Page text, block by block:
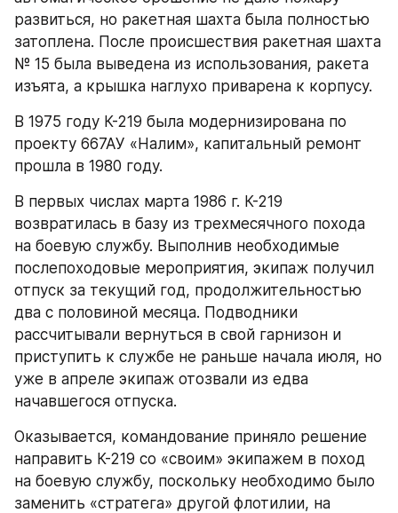
развиться, но ракетная шахта была полностью
затоплена. После происшествия ракетная шахта
№ 15 была выведена из использования, ракета
изъята, а крышка наглухо приварена к корпусу.
В 1975 году К-219 была модернизирована по
проекту 667АУ «Налим», капитальный ремонт
прошла в 1980 году.
В первых числах марта 1986 г. К-219
возвратилась в базу из трехмесячного похода
на боевую службу. Выполнив необходимые
послепоходовые мероприятия, экипаж получил
отпуск за текущий год, продолжительностью
два с половиной месяца. Подводники
рассчитывали вернуться в свой гарнизон и
приступить к службе не раньше начала июля, но
уже в апреле экипаж отозвали из едва
начавшегося отпуска.
Оказывается, командование приняло решение
направить К-219 со «своим» экипажем в поход
на боевую службу, поскольку необходимо было
заменить «стратега» другой флотилии, на